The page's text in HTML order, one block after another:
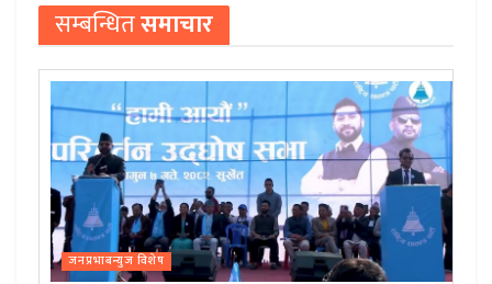
सम्बन्धितसमाचार
जनप्रभाबन्युज विशेष